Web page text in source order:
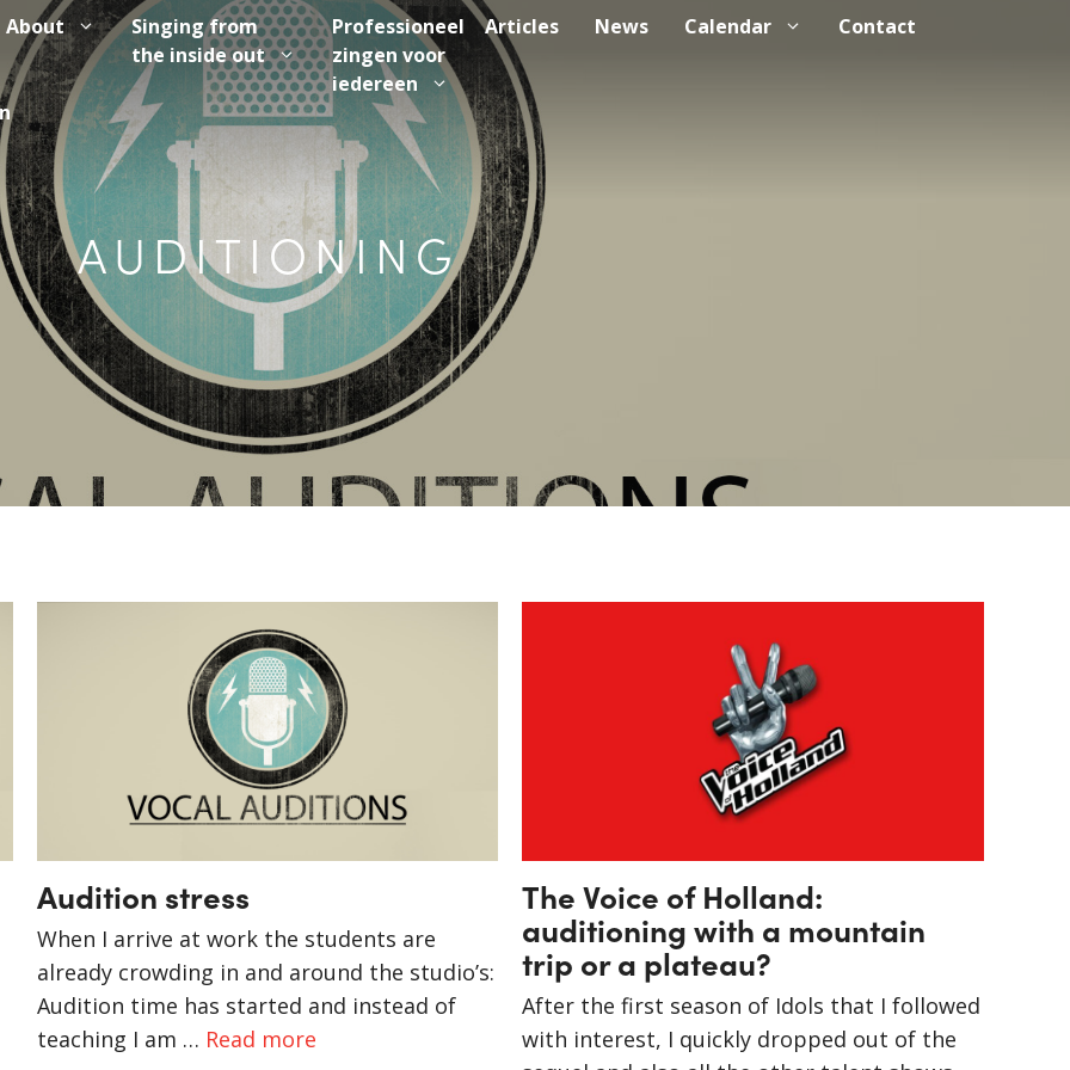
About
Singing from
the inside out
Professioneel
zingen voor
iedereen
Articles News Calendar Contact
AUDITIONING
Audition stress
When I arrive at work the students are
already crowding in and around the studio’s:
Audition time has started and instead of
teaching I am … Read more
The Voice of Holland:
auditioning with a mountain
trip or a plateau?
After the first season of Idols that I followed
with interest, I quickly dropped out of the